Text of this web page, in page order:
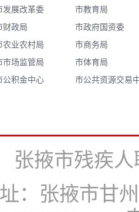
发展改革委
市教育局
财政局
市政府国资委
农业农村局
市商务局
市场监管局
市体育局
公积金中心
市公共资源交易
张掖市残疾
市甘州区